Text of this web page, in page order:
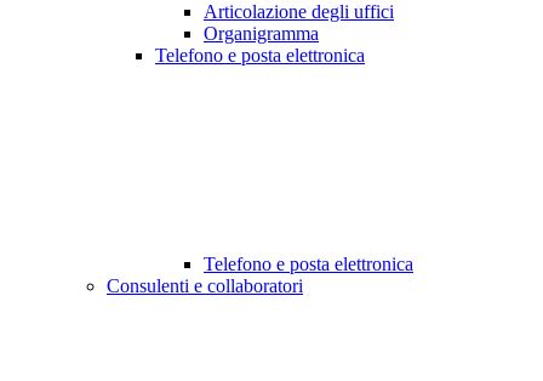
Articolazione degli uffici
Organigramma
Telefono e posta elettronica
Telefono e posta elettronica
Consulenti e collaboratori